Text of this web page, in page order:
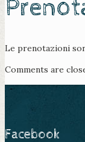
Le prenotazioni
Comments are
Facebook